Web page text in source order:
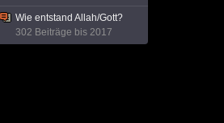
Wie entstand Allah/Gott?
302 Beiträge bis 2017